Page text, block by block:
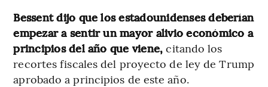
Bessent dijo que los estadounidenses deberían
empezar a sentir un mayor alivio económico a
principios del año que viene, citando los
recortes fiscales del proyecto de ley de Trump
aprobado a principios de este año.